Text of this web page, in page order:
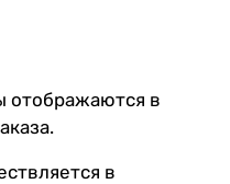
отображаются в
в